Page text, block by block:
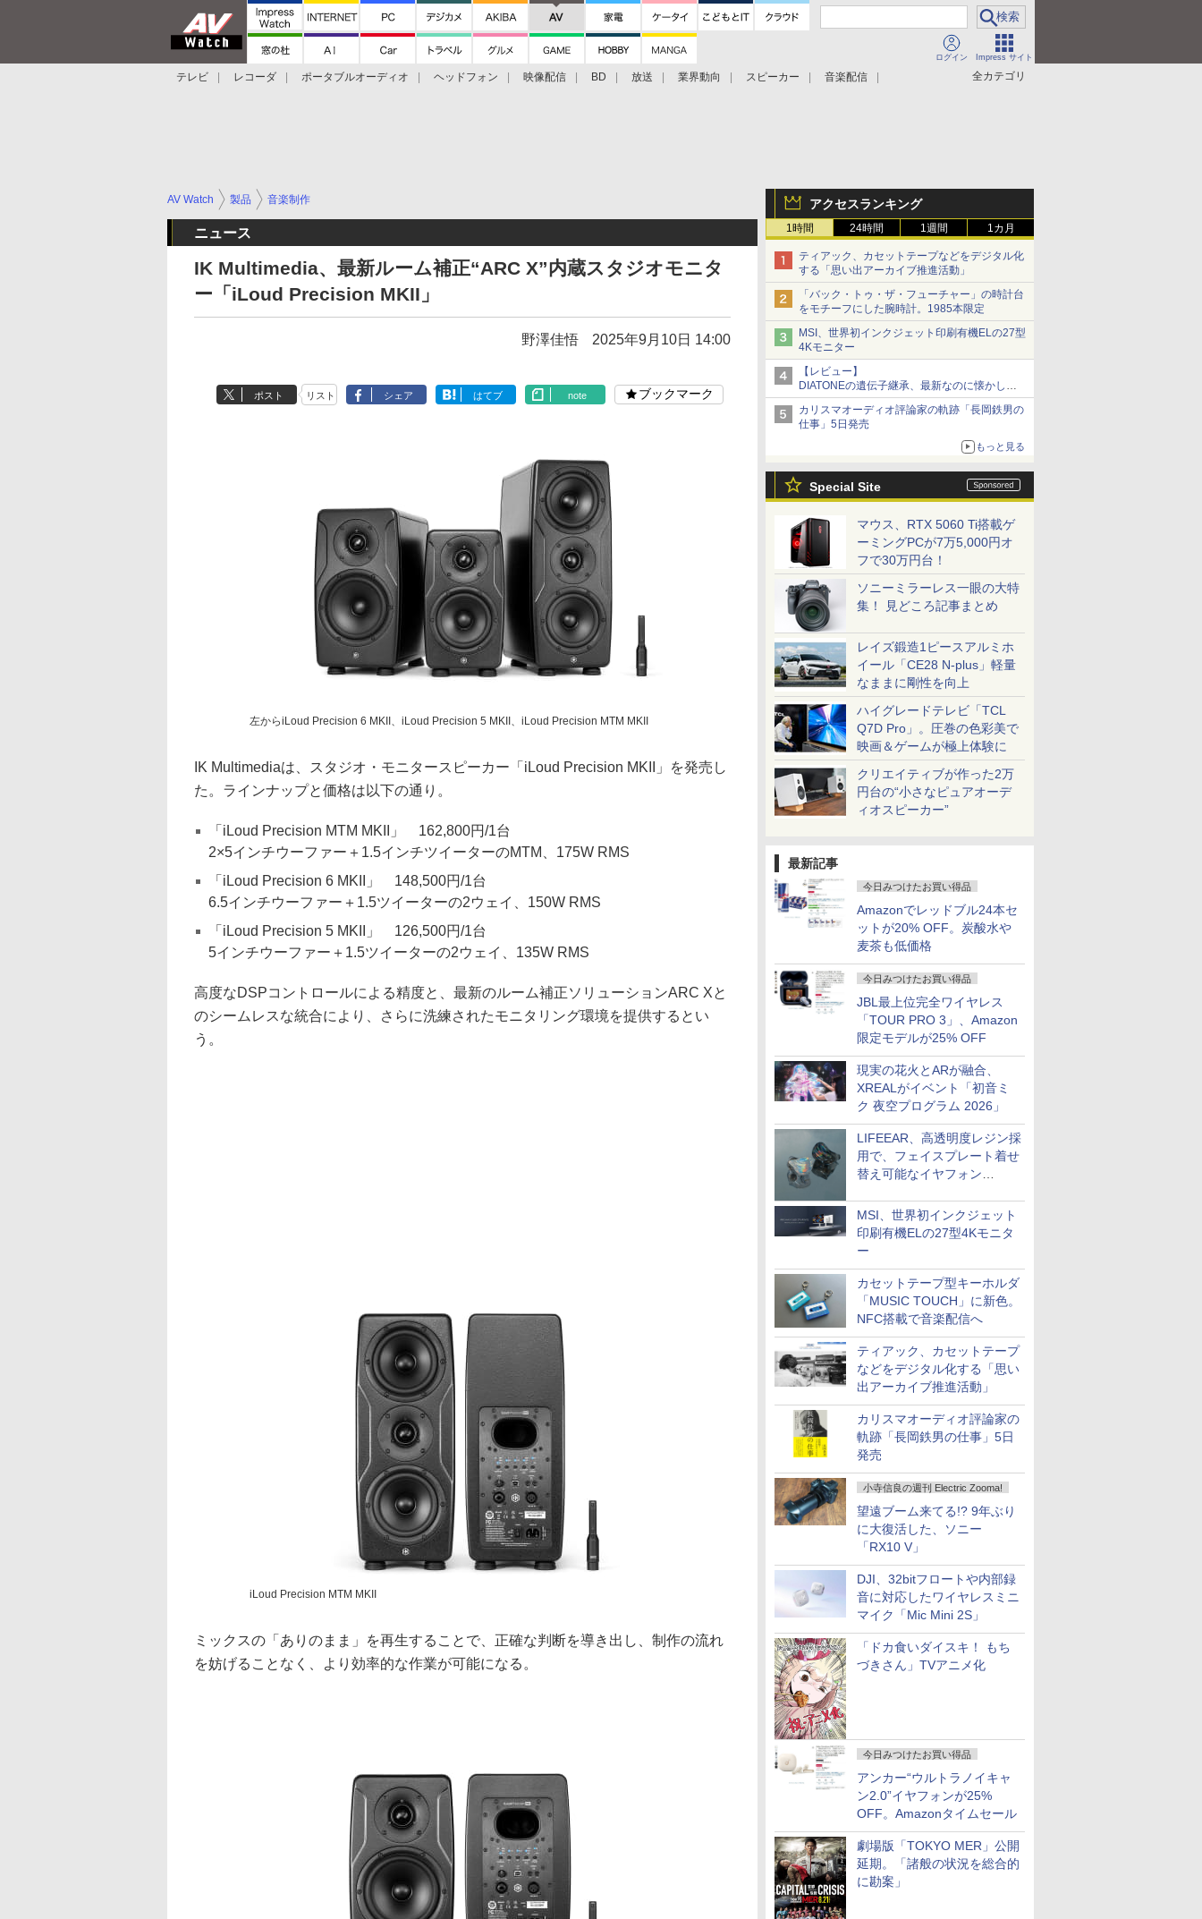
ログイン Impress サイト
全カテゴリ
テレビ レコーダ ポータブルオーディオ ヘッドフォン 映像配信 BD 放送 業界動向 スピーカー
音楽配信
アクセスランキング
1時間 24時間 1週間 1カ月
ティアック、カセットテープなどをデジタル化
する「思い出アーカイブ推進活動」
「バック・トゥ・ザ・フューチャー」の時計台
をモチーフにした腕時計。1985本限定
MSI、世界初インクジェット印刷有機ELの27型
4Kモニター
【レビュー】
DIATONEの遺伝子継承、最新なのに懐かし
い“惚れる音”Tecnologia e Cuore「DS-TC52B」
を聴く
カリスマオーディオ評論家の軌跡「長岡鉄男の
仕事」5日発売
もっと見る
Special Site
マウス、RTX 5060 Ti搭載ゲ
ーミングPCが7万5,000円オ
フで30万円台！
ソニーミラーレス一眼の大特
集！ 見どころ記事まとめ
レイズ鍛造1ピースアルミホ
イール「CE28 N-plus」軽量
なままに剛性を向上
ハイグレードテレビ「TCL
Q7D Pro」。圧巻の色彩美で
映画＆ゲームが極上体験に
クリエイティブが作った2万
円台の“小さなピュアオーデ
ィオスピーカー”
最新記事
今日みつけたお買い得品
Amazonでレッドブル24本セ
ットが20% OFF。炭酸水や
麦茶も低価格
今日みつけたお買い得品
JBL最上位完全ワイヤレス
「TOUR PRO 3」、Amazon
限定モデルが25% OFF
現実の花火とARが融合、
XREALがイベント「初音ミ
ク 夜空プログラム 2026」
LIFEEAR、高透明度レジン採
用で、フェイスプレート着せ
替え可能なイヤフォン
MSI、世界初インクジェット
印刷有機ELの27型4Kモニタ
ー
カセットテープ型キーホルダ
「MUSIC TOUCH」に新色。
NFC搭載で音楽配信へ
ティアック、カセットテープ
などをデジタル化する「思い
出アーカイブ推進活動」
カリスマオーディオ評論家の
軌跡「長岡鉄男の仕事」5日
発売
小寺信良の週刊 Electric Zooma!
望遠ブーム来てる!? 9年ぶり
に大復活した、ソニー
「RX10 V」
DJI、32bitフロートや内部録
音に対応したワイヤレスミニ
マイク「Mic Mini 2S」
「ドカ食いダイスキ！ もち
づきさん」TVアニメ化
今日みつけたお買い得品
アンカー“ウルトラノイキャ
ン2.0”イヤフォンが25%
OFF。Amazonタイムセール
劇場版「TOKYO MER」公開
延期。「諸般の状況を総合的
に勘案」
AV Watch 製品 音楽制作
ニュース
IK Multimedia、最新ルーム補正“ARC X”内蔵スタジオモニタ
ー「iLoud Precision MKII」
野澤佳悟 2025年9月10日 14:00
ポスト リスト シェア はてブ note ブックマーク
左からiLoud Precision 6 MKII、iLoud Precision 5 MKII、iLoud Precision MTM MKII
IK Multimediaは、スタジオ・モニタースピーカー「iLoud Precision MKII」を発売し
た。ラインナップと価格は以下の通り。
「iLoud Precision MTM MKII」 162,800円/1台
2×5インチウーファー＋1.5インチツイーターのMTM、175W RMS
「iLoud Precision 6 MKII」 148,500円/1台
6.5インチウーファー＋1.5ツイーターの2ウェイ、150W RMS
「iLoud Precision 5 MKII」 126,500円/1台
5インチウーファー＋1.5ツイーターの2ウェイ、135W RMS
高度なDSPコントロールによる精度と、最新のルーム補正ソリューションARC Xと
のシームレスな統合により、さらに洗練されたモニタリング環境を提供するとい
う。
iLoud Precision MTM MKII
ミックスの「ありのまま」を再生することで、正確な判断を導き出し、制作の流れ
を妨げることなく、より効率的な作業が可能になる。